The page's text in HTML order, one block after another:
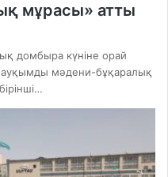
мұрасы» атты
домбыра күніне орай
мәдени-бұқаралық